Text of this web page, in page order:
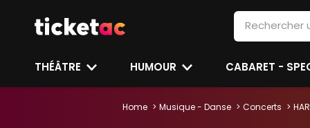
THÉÂTRE HUMOUR CABARET -
Home Musique - Danse Concerts